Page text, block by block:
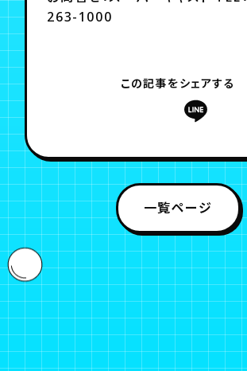
263-1000
この記事をシェアする
一覧ページ